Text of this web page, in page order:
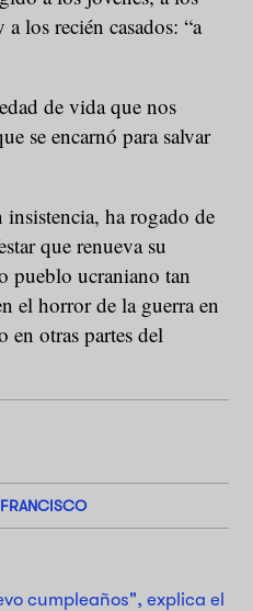
los recién casados: “a
de vida que nos
se encarnó para salvar
ha rogado de
que renueva su
pueblo ucraniano tan
el horror de la guerra en
en otras partes del
FRANCISCO
cumpleaños", explica el